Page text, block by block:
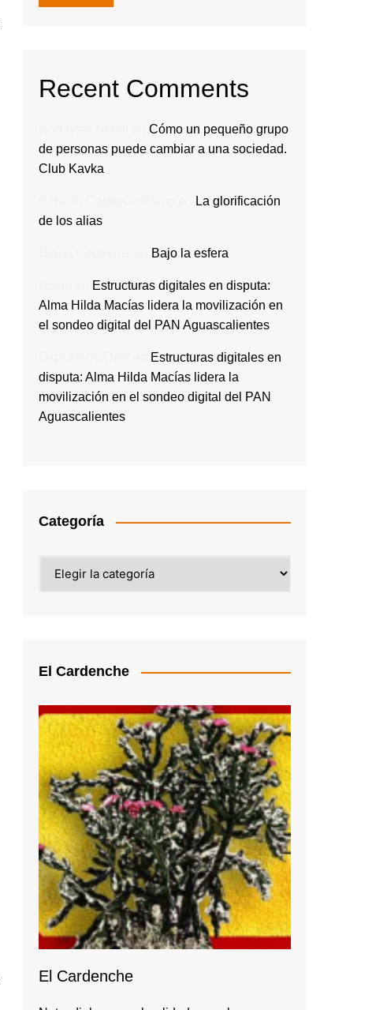
Recent Comments
Cómo un pequeño grupo
de personas puede cambiar a una sociedad.
Club Kavka
La glorificación
de los alias
Bajo la esfera
Estructuras digitales en disputa:
Alma Hilda Macías lidera la movilización en
el sondeo digital del PAN Aguascalientes
Estructuras digitales en
disputa: Alma Hilda Macías lidera la
movilización en el sondeo digital del PAN
Aguascalientes
Categoría
El Cardenche
El Cardenche